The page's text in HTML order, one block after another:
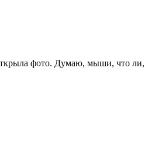
фото. Думаю, мыши, что ли,